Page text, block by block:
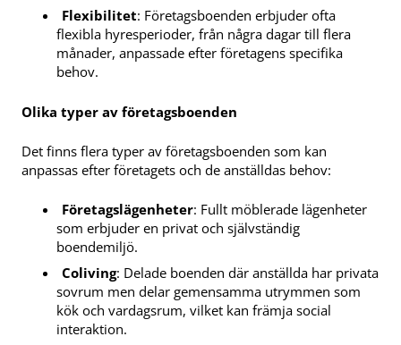
Flexibilitet: Företagsboenden erbjuder ofta
flexibla hyresperioder, från några dagar till flera
månader, anpassade efter företagens specifika
behov.
Olika typer av företagsboenden
Det finns flera typer av företagsboenden som kan
anpassas efter företagets och de anställdas behov:
Företagslägenheter: Fullt möblerade lägenheter
som erbjuder en privat och självständig
boendemiljö.
Coliving: Delade boenden där anställda har privata
sovrum men delar gemensamma utrymmen som
kök och vardagsrum, vilket kan främja social
interaktion.